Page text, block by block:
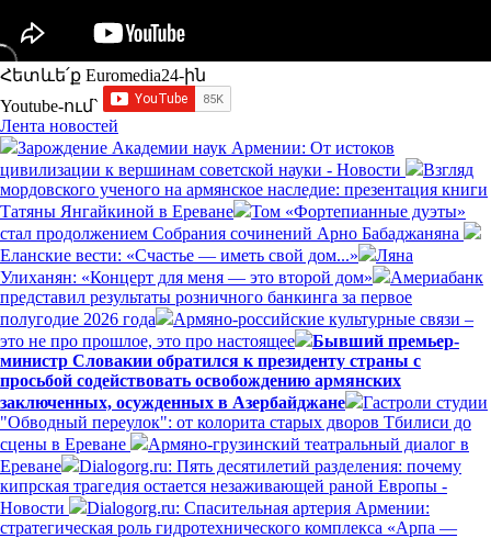
Հետևե՛ք Euromedia24-ին
Youtube-ում`
Лента новостей
Зарождение Академии наук Армении: От истоков
цивилизации к вершинам советской науки - Новости
Взгляд
мордовского ученого на армянское наследие: презентация книги
Татяны Янгайкиной в Ереване
Том «Фортепианные дуэты»
стал продолжением Собрания сочинений Арно Бабаджаняна
Еланские вести: «Счастье — иметь свой дом...»
Ляна
Улиханян: «Концерт для меня — это второй дом»
Америабанк
представил результаты розничного банкинга за первое
полугодие 2026 года
Армяно-российские культурные связи –
это не про прошлое, это про настоящее
Бывший премьер-
министр Словакии обратился к президенту страны с
просьбой содействовать освобождению армянских
заключенных, осужденных в Азербайджане
Гастроли студии
"Обводный переулок": от колорита старых дворов Тбилиси до
сцены в Ереване
Армяно-грузинский театральный диалог в
Ереване
Dialogorg.ru: Пять десятилетий разделения: почему
кипрская трагедия остается незаживающей раной Европы -
Новости
Dialogorg.ru: Спасительная артерия Армении:
стратегическая роль гидротехнического комплекса «Арпа —